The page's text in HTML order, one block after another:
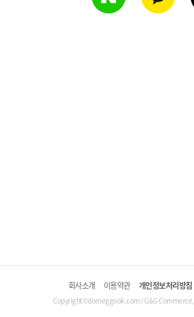
회사소개 이용약관 개인정보처리방침
Copyright©domeggook.com / G&G